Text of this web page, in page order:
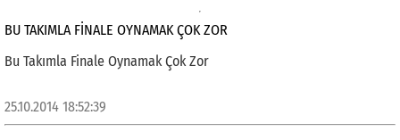
BU TAKIMLA FINALE OYNAMAK ÇOK ZOR
Bu Takımla Finale Oynamak Çok Zor
25.10.2014 18:52:39